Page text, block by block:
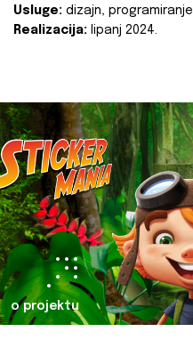
Usluge: dizajn, programiranje
Realizacija: lipanj 2024.
o projektu